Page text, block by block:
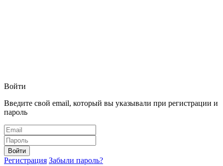
Войти
Введите свой email, который вы указывали при регистрации и
пароль
Войти
Регистрация Забыли пароль?